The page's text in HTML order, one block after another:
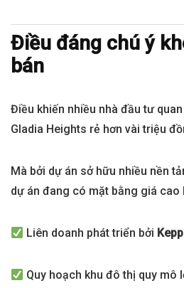
Điều đáng chú ý
bán
Điều khiến nhiều nhà đầu tư
Gladia Heights rẻ hơn vài triệu
Mà bởi dự án sở hữu nhiều nền
dự án đang có mặt bằng giá cao
Liên doanh phát triển bởi
Quy hoạch khu đô thị quy mô